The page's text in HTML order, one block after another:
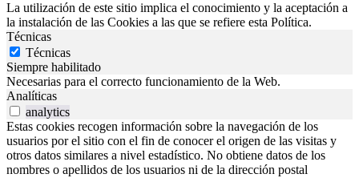
La utilización de este sitio implica el conocimiento y la aceptación a
la instalación de las Cookies a las que se refiere esta Política.
Técnicas
Técnicas
Siempre habilitado
Necesarias para el correcto funcionamiento de la Web.
Analíticas
analytics
Estas cookies recogen información sobre la navegación de los
usuarios por el sitio con el fin de conocer el origen de las visitas y
otros datos similares a nivel estadístico. No obtiene datos de los
nombres o apellidos de los usuarios ni de la dirección postal